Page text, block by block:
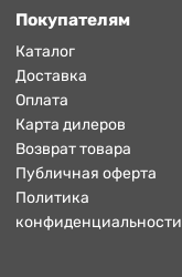
Покупателям
Каталог
Доставка
Оплата
Карта дилеров
Возврат товара
Публичная оферта
Политика
конфиденциальности